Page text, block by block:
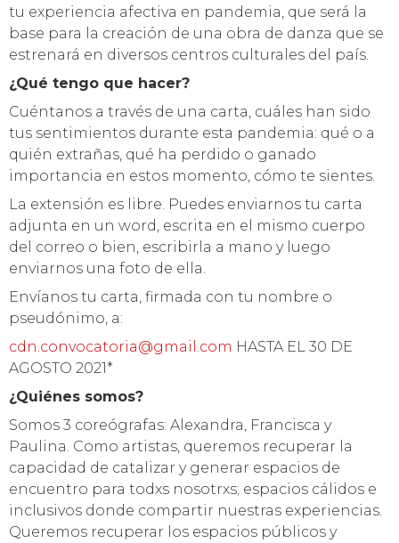
tu experiencia afectiva en pandemia, que será la
base para la creación de una obra de danza que se
estrenará en diversos centros culturales del país.
¿Qué tengo que hacer?
Cuéntanos a través de una carta, cuáles han sido
tus sentimientos durante esta pandemia: qué o a
quién extrañas, qué ha perdido o ganado
importancia en estos momento, cómo te sientes.
La extensión es libre. Puedes enviarnos tu carta
adjunta en un word, escrita en el mismo cuerpo
del correo o bien, escribirla a mano y luego
enviarnos una foto de ella.
Envíanos tu carta, firmada con tu nombre o
pseudónimo, a:
cdn.convocatoria@gmail.com HASTA EL 30 DE
AGOSTO 2021*
¿Quiénes somos?
Somos 3 coreógrafas: Alexandra, Francisca y
Paulina. Como artistas, queremos recuperar la
capacidad de catalizar y generar espacios de
encuentro para todxs nosotrxs; espacios cálidos e
inclusivos donde compartir nuestras experiencias.
Queremos recuperar los espacios públicos y